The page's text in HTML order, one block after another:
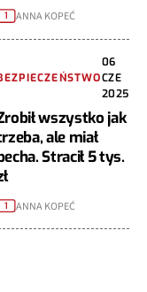
1 ANNA KOPEĆ
06
CZE
2025
wszystko jak
ale miał
Stracił 5 tys.
1 ANNA KOPEĆ